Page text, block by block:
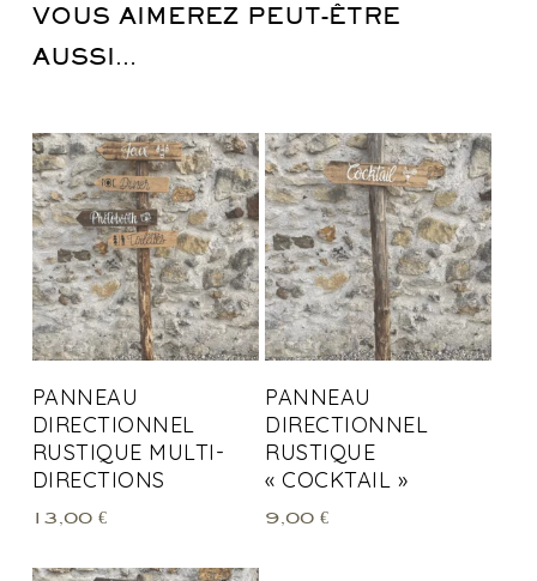
VOUS AIMEREZ PEUT-ÊTRE
AUSSI…
PANNEAU
DIRECTIONNEL
RUSTIQUE MULTI-
DIRECTIONS
13,00 €
PANNEAU
DIRECTIONNEL
RUSTIQUE
« COCKTAIL »
9,00€